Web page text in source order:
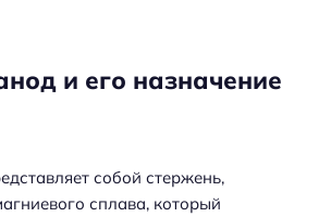
и его назначение
собой стержень,
сплава, который